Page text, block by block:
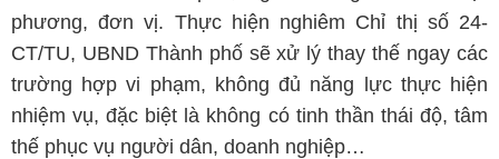
phương, đơn vị. Thực hiện nghiêm Chỉ thị số 24-
CT/TU, UBND Thành phố sẽ xử lý thay thế ngay các
trường hợp vi phạm, không đủ năng lực thực hiện
nhiệm vụ, đặc biệt là không có tinh thần thái độ, tâm
thế phục vụ người dân, doanh nghiệp…